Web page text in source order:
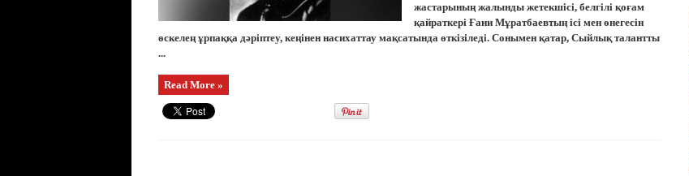
жастарының жалынды жетекшісі, белгілі қоғам
қайраткері Ғани Мұратбаевтың ісі мен өнегесін
өскелең ұрпаққа дәріптеу, кеңінен насихаттау мақсатында өткізіледі. Сонымен қатар, Сыйлық талантты
...
Read More »